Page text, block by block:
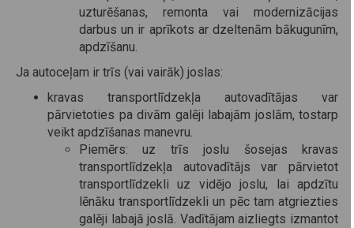
uzturēšanas, remonta vai modernizācijas
darbus un ir aprīkots ar dzeltenām bākugunīm,
apdzīšanu.
Ja autoceļam ir trīs (vai vairāk) joslas:
kravas transportlīdzekļa autovadītājas var
pārvietoties pa divām galēji labajām joslām, tostarp
veikt apdzīšanas manevru.
Piemērs: uz trīs joslu šosejas kravas
transportlīdzekļa autovadītājs var pārvietot
transportlīdzekli uz vidējo joslu, lai apdzītu
lēnāku transportlīdzekli un pēc tam atgriezties
galēji labajā joslā. Vadītājam aizliegts izmantot